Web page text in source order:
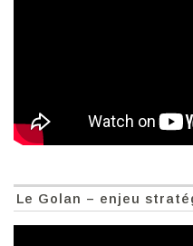
Le Golan – enjeu